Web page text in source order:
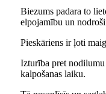
Biezums padara to
elpojamību un
Pieskāriens ir ļoti
Izturība pret
kalpošanas laiku.